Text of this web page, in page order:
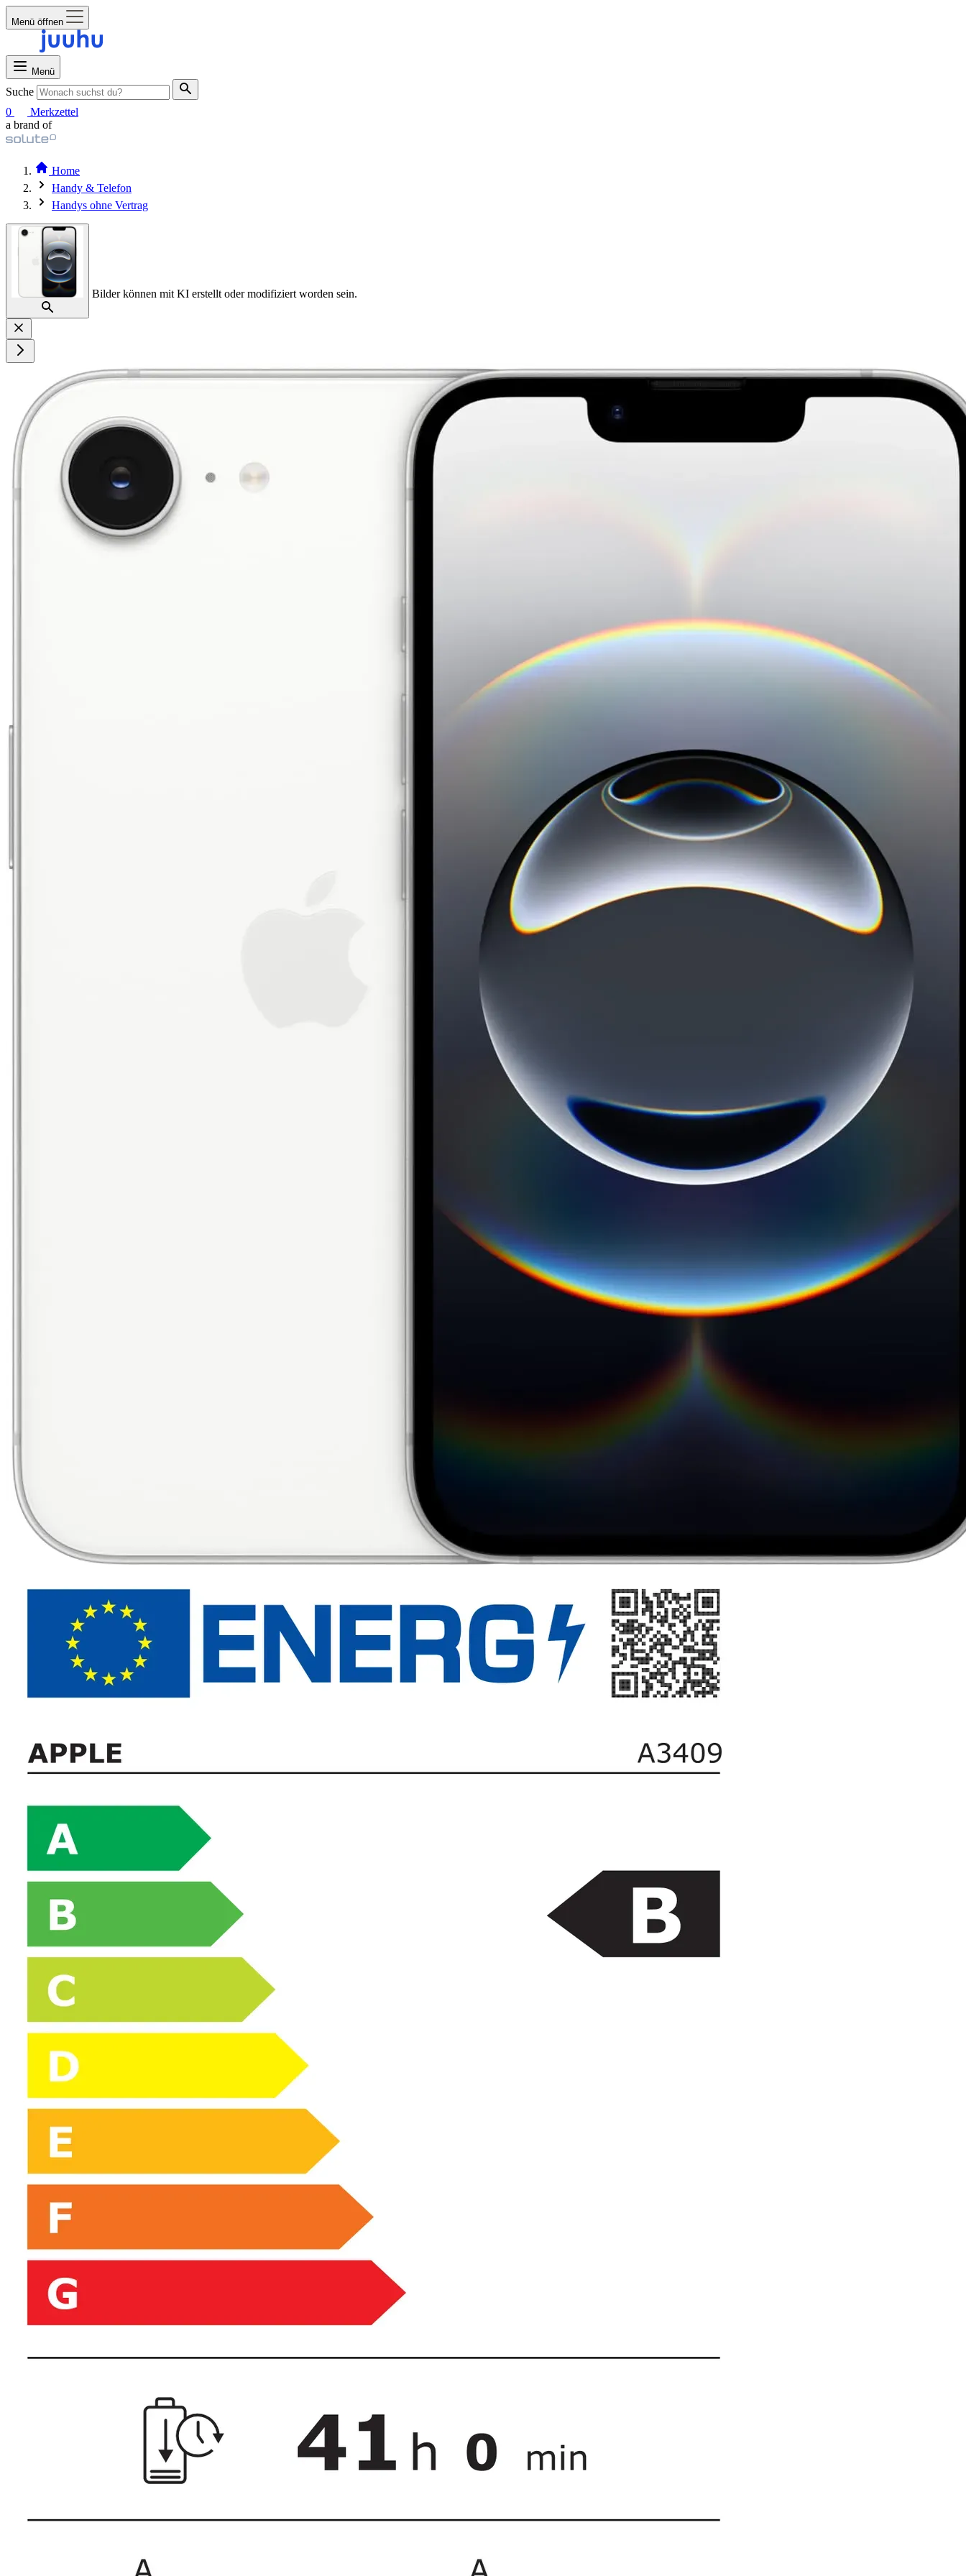
Menü öffnen
Menü
Suche
0
Merkzettel
a brand of
Home
Handy & Telefon
Handys ohne Vertrag
Bilder können mit KI erstellt oder modifiziert worden sein.